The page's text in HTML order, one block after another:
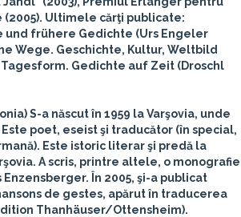
Ultimele cărţi publicate:
und frühere Gedichte (Urs Engeler
Wege. Geschichte, Kultur, Weltbild
Tagesform. Gedichte auf Zeit (Droschl
S-a născut în 1959 la Varşovia, unde
poet, eseist şi traducător (în special,
Este istoric literar şi predă la
A scris, printre altele, o monografie
Enzensberger. În 2005, şi-a publicat
de gestes, apărut în traducerea
Thanhäuser/Ottensheim).